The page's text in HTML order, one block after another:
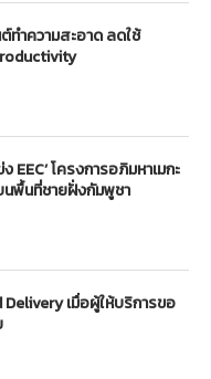
ทำความสะอาด ลดใช้
EEC’ โครงการอภิมหาเมกะ
นพื้นที่ชายฝั่งกัมพูชา
Delivery เมื่อผู้ให้บริการขอ